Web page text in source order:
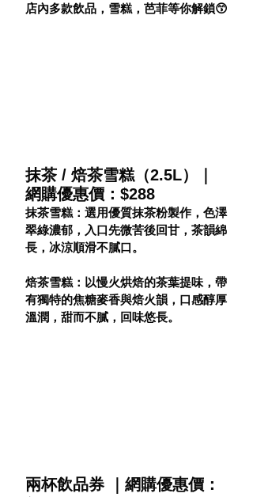
店內多款飲品，雪糕，芭菲等你解鎖😙
抹茶 / 焙茶雪糕（2.5L）｜
網購優惠價：$288
抹茶雪糕：選用優質抹茶粉製作，色澤
翠綠濃郁，入口先微苦後回甘，茶韻綿
長，冰涼順滑不膩口。
焙茶雪糕：以慢火烘焙的茶葉提味，帶
有獨特的焦糖麥香與焙火韻，口感醇厚
溫潤，甜而不膩，回味悠長。
兩杯飲品券 ｜網購優惠價：